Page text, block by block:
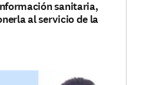
sanitaria,
al servicio de la